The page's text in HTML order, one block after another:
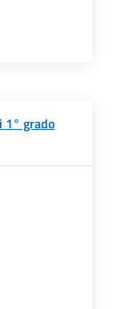
1° grado